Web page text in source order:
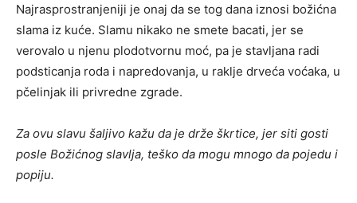
Najrasprostranjeniji je onaj da se tog dana iznosi božićna
slama iz kuće. Slamu nikako ne smete bacati, jer se
verovalo u njenu plodotvornu moć, pa je stavljana radi
podsticanja roda i napredovanja, u raklje drveća voćaka, u
pčelinjak ili privredne zgrade.
Za ovu slavu šaljivo kažu da je drže škrtice, jer siti gosti
posle Božićnog slavlja, teško da mogu mnogo da pojedu i
popiju.